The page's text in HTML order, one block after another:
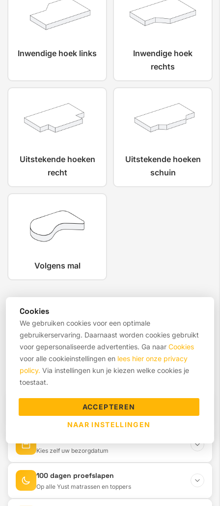
Cookies
We gebruiken cookies voor een optimale
gebruikerservaring. Daarnaast worden cookies gebruikt
voor gepersonaliseerde advertenties. Ga naar Cookies
voor alle cookieinstellingen en lees hier onze privacy
policy. Via instellingen kun je kiezen welke cookies je
toestaat.
ACCEPTEREN
NAAR INSTELLINGEN
Inwendige hoek links
Inwendige hoek
rechts
Uitstekende hoeken
recht
Uitstekende hoeken
schuin
Volgens mal
€ 519,00
IN WINKELWAGEN
Klaar terwijl u wacht NIEUW
Binnen 2 uren gereed
Uw Yust for travel matras wordt ter plekke op maat
gemaakt in onze fabriek in Heerenveen. Binnen 2 uur is
uw Yust for travel matras gereed om mee te nemen.
Meer informatie
Kies zelf uw bezorgdatum
Wij produceren uw Yust for travel matras direct na
bestelling in onze eigen fabriek in Heerenveen. Wanneer
wij een mal van u nodig hebben voor de productie van
100 dagen proefslapen
Op alle Yust matrassen en toppers